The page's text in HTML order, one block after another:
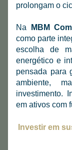
prolongam o
Na MBM
como parte
escolha de
energético e
pensada para
ambiente,
investimento.
em ativos com
Investir em